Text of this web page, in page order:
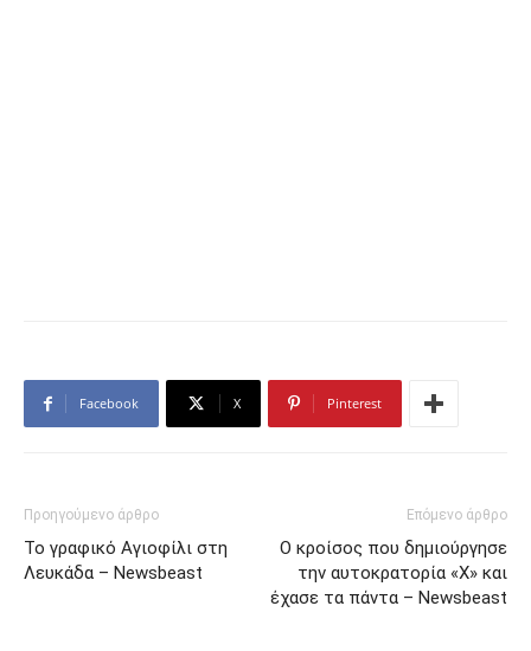
Facebook X Pinterest
Προηγούμενο άρθρο
Το γραφικό Αγιοφίλι στη
Λευκάδα – Newsbeast
Επόμενο άρθρο
Ο κροίσος που δημιούργησε
την αυτοκρατορία «Χ» και
έχασε τα πάντα – Newsbeast